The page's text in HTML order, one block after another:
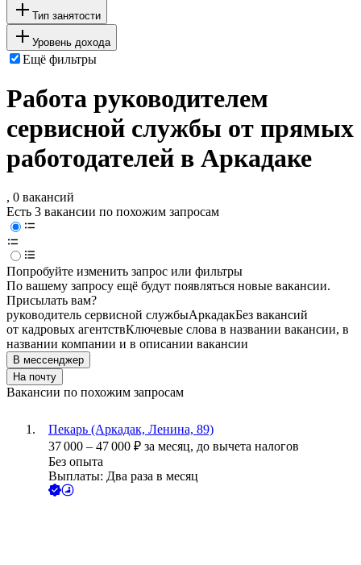
Тип занятости
Уровень дохода
Ещё фильтры
Работа руководителем
сервисной службы от прямых
работодателей в Аркадаке
, 0 вакансий
Есть 3 вакансии по похожим запросам
Попробуйте изменить запрос или фильтры
По вашему запросу ещё будут появляться новые вакансии.
Присылать вам?
руководитель сервисной службыАркадакБез вакансий
от кадровых агентствКлючевые слова в названии вакансии, в
названии компании и в описании вакансии
В мессенджер
На почту
Вакансии по похожим запросам
Пекарь (Аркадак, Ленина, 89)
37 000 – 47 000 ₽ за месяц, до вычета налогов
Без опыта
Выплаты: Два раза в месяц